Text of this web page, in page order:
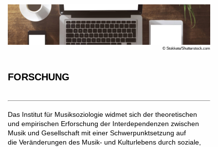
© Stokkete/Shutterstock.com
FORSCHUNG
Das Institut für Musiksoziologie widmet sich der theoretischen
und empirischen Erforschung der Interdependenzen zwischen
Musik und Gesellschaft mit einer Schwerpunktsetzung auf
die Veränderungen des Musik- und Kulturlebens durch soziale,